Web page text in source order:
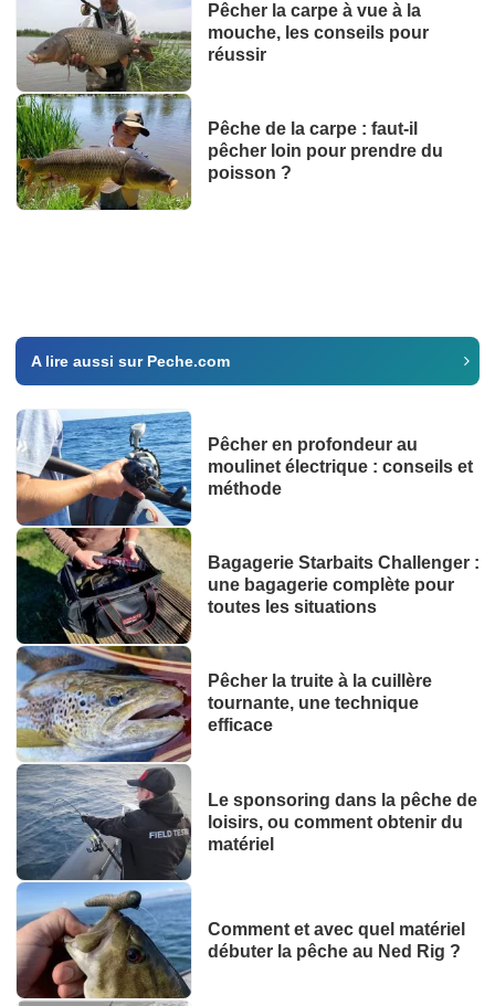
Pêcher la carpe à vue à la
mouche, les conseils pour
réussir
Pêche de la carpe : faut-il
pêcher loin pour prendre du
poisson ?
A lire aussi sur Peche.com
Pêcher en profondeur au
moulinet électrique : conseils et
méthode
Bagagerie Starbaits Challenger :
une bagagerie complète pour
toutes les situations
Pêcher la truite à la cuillère
tournante, une technique
efficace
Le sponsoring dans la pêche de
loisirs, ou comment obtenir du
matériel
Comment et avec quel matériel
débuter la pêche au Ned Rig ?